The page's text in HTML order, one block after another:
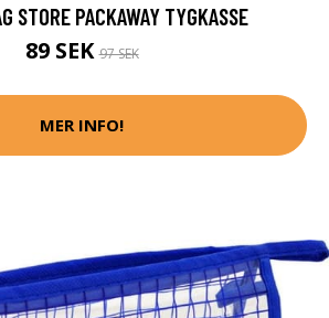
STORE PACKAWAY TYGKASSE
89 SEK97 SEK
MER INFO!